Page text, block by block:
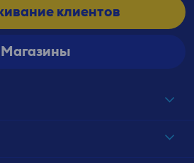
клиентов
Магазины